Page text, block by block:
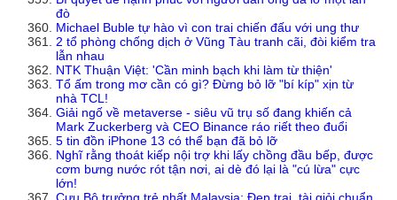
đò
Michael Buble tự hào vì con trai chiến đấu với ung thư
2 tổ phòng chống dịch ở Vũng Tàu tranh cãi, đòi kiểm tra
lẫn nhau
NTK Thuận Việt: 'Cần minh bạch khi làm từ thiện'
Tổ ấm trong mơ cần có gì? Đừng bỏ lỡ "bí kíp" xịn từ
nhà TCL!
Giải ngố về metaverse - siêu vũ trụ số đang khiến cả
Mark Zuckerberg và CEO Binance ráo riết theo đuổi
5 tin đồn iPhone 13 có thể bạn đã bỏ lỡ
Nghĩ rằng thoát kiếp nội trợ khi lấy chồng đầu bếp, được
cơm bưng nước rót tận nơi, ai dè đó lại là "cú lừa" cực
lớn!